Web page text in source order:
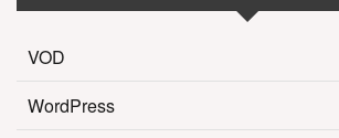
VOD
WordPress